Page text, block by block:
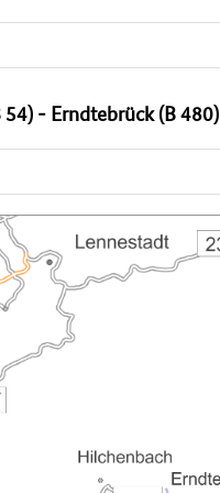
- Erndtebrück (B 480)